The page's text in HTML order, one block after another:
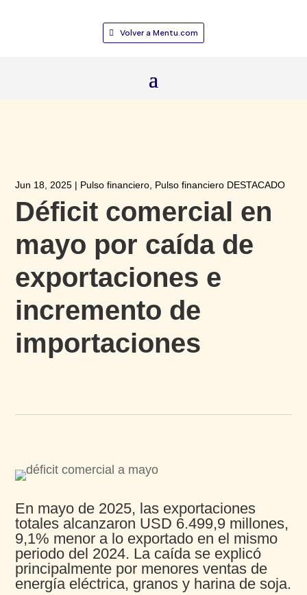
Volver a Mentu.com
Jun 18, 2025 | Pulso financiero Pulso financiero DESTACADO
Déficit comercial en
mayo por caída de
exportaciones e
incremento de
importaciones​
En mayo de 2025, las exportaciones
totales alcanzaron USD 6.499,9 millones,
9,1% menor a lo exportado en el mismo
periodo del 2024. La caída se explicó
principalmente por menores ventas de
energía eléctrica, granos y harina de soja.